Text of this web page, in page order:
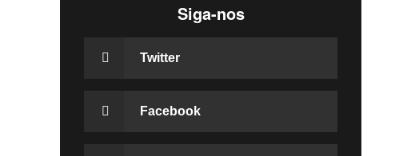
Siga-nos
Twitter
Facebook